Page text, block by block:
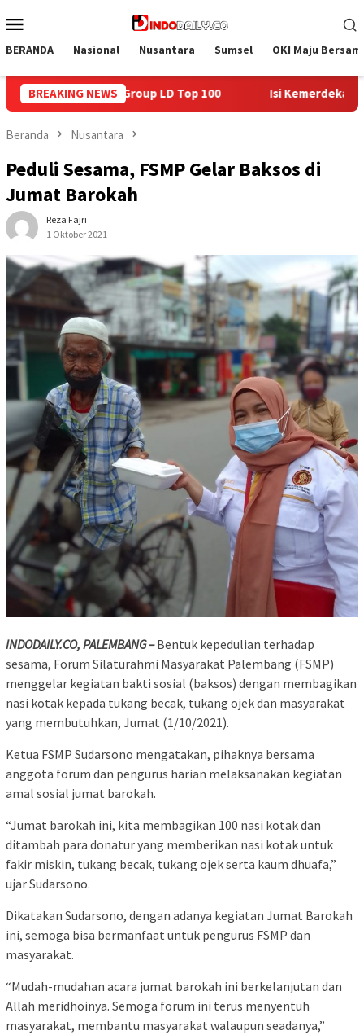
ke
Mobile
BERANDA Nasional Nusantara Sumsel OKI Maju
BREAKING NEWS
Isi Kemerdekaan dengan Kepedulian, Lapas Sekayu
Beranda Nusantara
Peduli Sesama, FSMP Gelar Baksos di
Jumat Barokah
Reza Fajri
1 Oktober 2021
INDODAILY.CO, PALEMBANG –Bentuk kepedulian terhadap
sesama, Forum Silaturahmi Masyarakat Palembang (FSMP)
menggelar kegiatan bakti sosial (baksos) dengan membagikan
nasi kotak kepada tukang becak, tukang ojek dan masyarakat
yang membutuhkan, Jumat (1/10/2021).
Ketua FSMP Sudarsono mengatakan, pihaknya bersama
anggota forum dan pengurus harian melaksanakan kegiatan
amal sosial jumat barokah.
“Jumat barokah ini, kita membagikan 100 nasi kotak dan
ditambah para donatur yang memberikan nasi kotak untuk
fakir miskin, tukang becak, tukang ojek serta kaum dhuafa,”
ujar Sudarsono.
Dikatakan Sudarsono, dengan adanya kegiatan Jumat Barokah
ini, semoga bisa bermanfaat untuk pengurus FSMP dan
masyarakat.
“Mudah-mudahan acara jumat barokah ini berkelanjutan dan
Allah meridhoinya. Semoga forum ini terus menyentuh
masyarakat, membantu masyarakat walaupun seadanya,”